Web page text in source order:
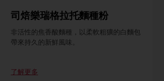
司焙樂瑞格拉托麵種粉
非活性的焦香酸麵種，以柔軟粗獷的白麵包
帶來持久的新鮮風味。
了解更多